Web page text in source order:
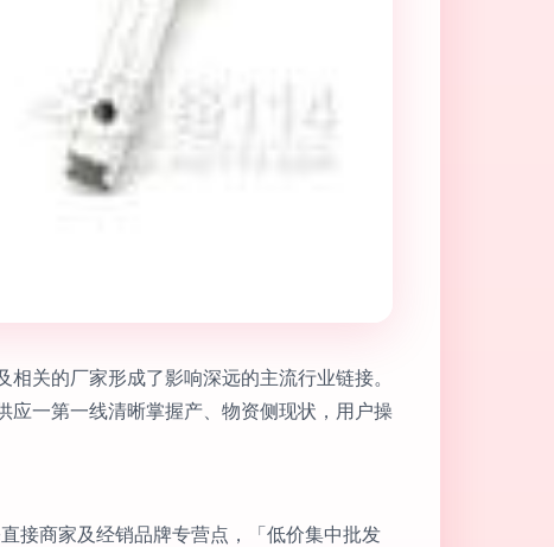
关的厂家形成了影响深远的主流行业链接。
应一第一线清晰掌握产、物资侧现状，用户操
接商家及经销品牌专营点，「低价集中批发